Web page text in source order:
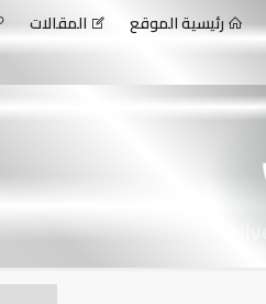
رئيسية الموقع المقالات